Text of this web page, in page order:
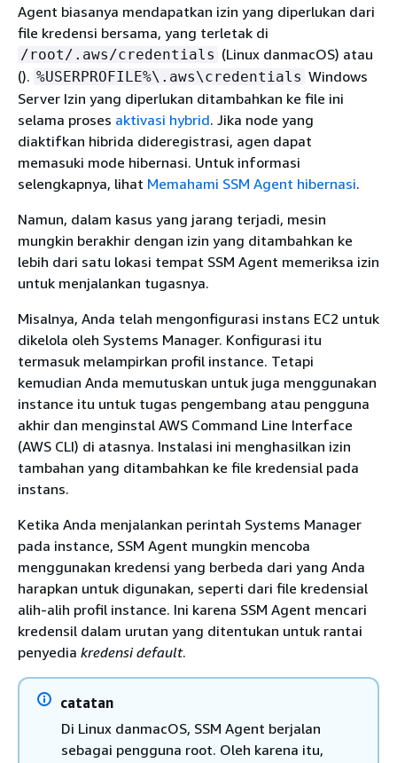
Agent biasanya mendapatkan izin yang diperlukan dari
file kredensi bersama, yang terletak di
/root/.aws/credentials (Linux danmacOS) atau
(). %USERPROFILE%\.aws\credentials Windows
Server Izin yang diperlukan ditambahkan ke file ini
selama proses aktivasi hybrid. Jika node yang
diaktifkan hibrida dideregistrasi, agen dapat
memasuki mode hibernasi. Untuk informasi
selengkapnya, lihat Memahami SSM Agent hibernasi.
Namun, dalam kasus yang jarang terjadi, mesin
mungkin berakhir dengan izin yang ditambahkan ke
lebih dari satu lokasi tempat SSM Agent memeriksa izin
untuk menjalankan tugasnya.
Misalnya, Anda telah mengonfigurasi instans EC2 untuk
dikelola oleh Systems Manager. Konfigurasi itu
termasuk melampirkan profil instance. Tetapi
kemudian Anda memutuskan untuk juga menggunakan
instance itu untuk tugas pengembang atau pengguna
akhir dan menginstal AWS Command Line Interface
(AWS CLI) di atasnya. Instalasi ini menghasilkan izin
tambahan yang ditambahkan ke file kredensial pada
instans.
Ketika Anda menjalankan perintah Systems Manager
pada instance, SSM Agent mungkin mencoba
menggunakan kredensi yang berbeda dari yang Anda
harapkan untuk digunakan, seperti dari file kredensial
alih-alih profil instance. Ini karena SSM Agent mencari
kredensil dalam urutan yang ditentukan untuk rantai
penyedia kredensi default.
catatan
Di Linux danmacOS, SSM Agent berjalan
sebagai pengguna root. Oleh karena itu,